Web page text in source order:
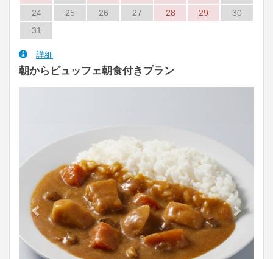
24
25 26 27 28 29
30
31
詳細
朝からビュッフェ朝食付きプラン